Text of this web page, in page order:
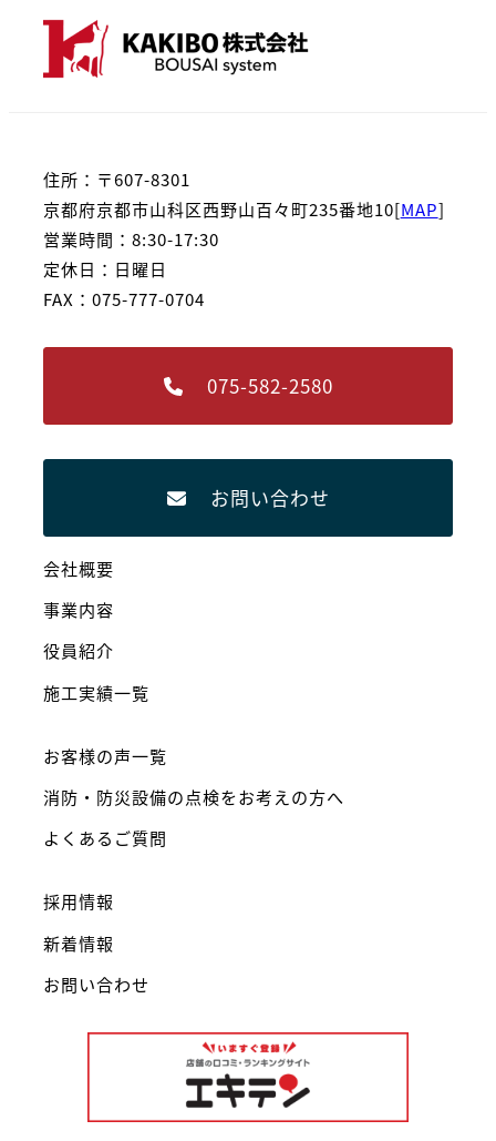
住所：〒607-8301
京都府京都市山科区西野山百々町235番地10[MAP]
営業時間：8:30-17:30
定休日：日曜日
FAX：075-777-0704
075-582-2580
お問い合わせ
会社概要
事業内容
役員紹介
施工実績一覧
お客様の声一覧
消防・防災設備の点検をお考えの方へ
よくあるご質問
採用情報
新着情報
お問い合わせ